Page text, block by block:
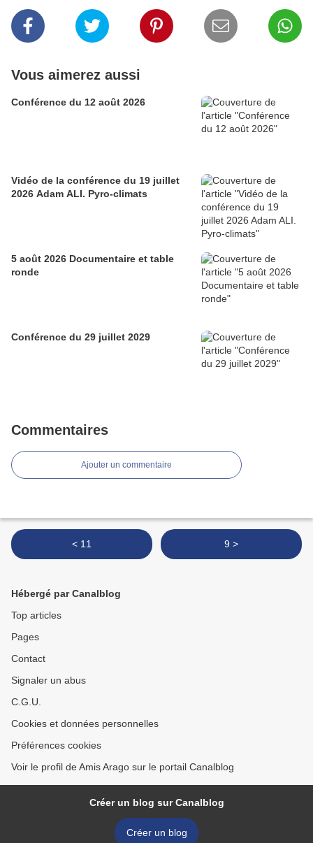
Vous aimerez aussi
Conférence du 12 août 2026
Vidéo de la conférence du 19 juillet
2026 Adam ALI. Pyro-climats
5 août 2026 Documentaire et table
ronde
Conférence du 29 juillet 2029
Commentaires
Ajouter un commentaire
< 11 9 >
Hébergé par Canalblog
Top articles
Pages
Contact
Signaler un abus
C.G.U.
Cookies et données personnelles
Préférences cookies
Voir le profil de Amis Arago sur le portail Canalblog
Créer un blog sur Canalblog
Créer un blog